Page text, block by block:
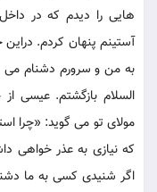
هایی را دیدم که در
آستینم پنهان کردم.
به من و سرورم دشنام می
السلام بازگشتم. عیسی
مولای تو می گوید: «چرا
که نیازی به عذر خواهی
اگر شنیدی کسی به ما